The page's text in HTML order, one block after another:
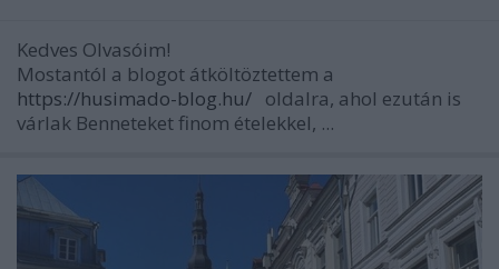
Kedves Olvasóim!
Mostantól a blogot átköltöztettem a
https://husimado-blog.hu/ oldalra, ahol ezután is
várlak Benneteket finom ételekkel, ...